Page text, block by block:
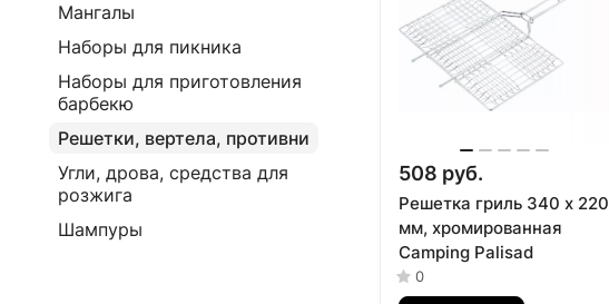
508 руб.
Решетка гриль 340 х 220
мм, хромированная
Camping Palisad
0
Мангалы
Наборы для пикника
Наборы для приготовления
барбекю
Решетки, вертела, противни
Угли, дрова, средства для
розжига
Шампуры